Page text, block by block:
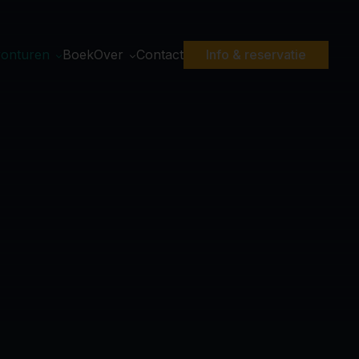
BoekOver Contact Info & reservatie